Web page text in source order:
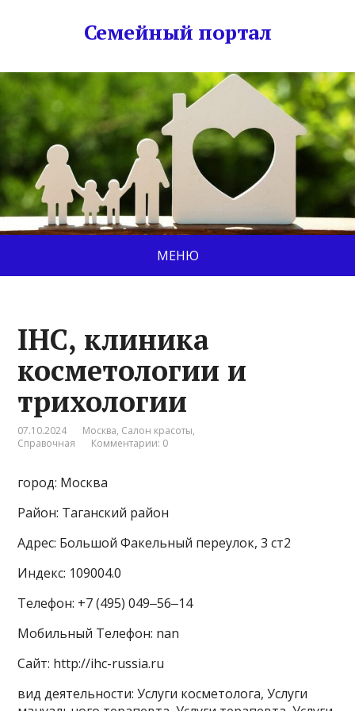
Семейный портал
МЕНЮ
IHC, клиника
косметологии и
трихологии
07.10.2024 Москва, Салон красоты,
Справочная
Комментарии: 0
город: Москва
Район: Таганский район
Адрес: Большой Факельный переулок, 3 ст2
Индекс: 109004.0
Телефон: +7 (495) 049‒56‒14
Мобильный Телефон: nan
Сайт: http://ihc-russia.ru
вид деятельности: Услуги косметолога, Услуги